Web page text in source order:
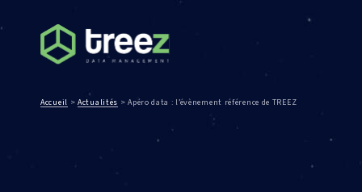
Accueil >Actualités > Apéro data : l’évènement référence de TREEZ